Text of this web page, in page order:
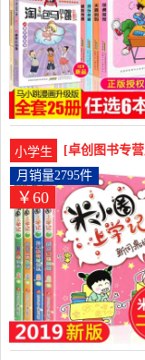
小学生
[卓创图书专
版全套4册小
￥60
月销量2795件